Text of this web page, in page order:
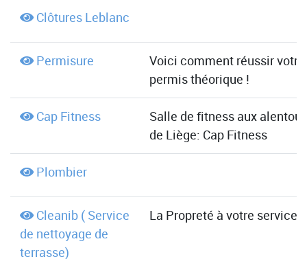
Clôtures Leblanc
Permisure
Voici comment réussir votre
permis théorique !
Cap Fitness
Salle de fitness aux
de Liège: Cap Fitness
Plombier
Cleanib ( Service
de nettoyage de
terrasse)
La Propreté à votre service !